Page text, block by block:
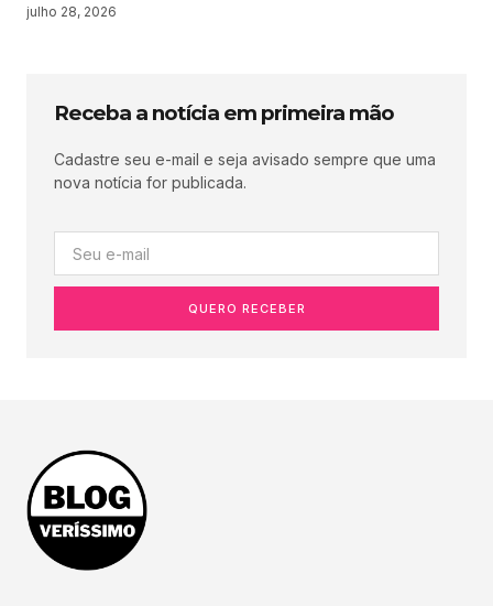
julho 28, 2026
Receba a notícia em primeira mão
Cadastre seu e-mail e seja avisado sempre que uma
nova notícia for publicada.
QUERO RECEBER